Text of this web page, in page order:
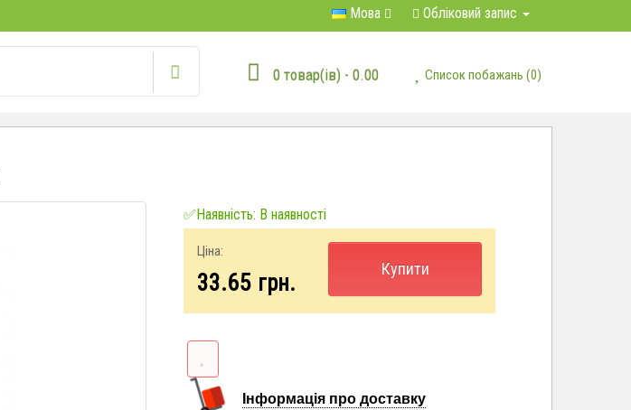
Мова Обліковий запис
0 товар(ів) - 0.00 Список побажань (0)
✅Наявність: В наявності
Ціна:
33.65 грн.
Купити
Інформація про доставку